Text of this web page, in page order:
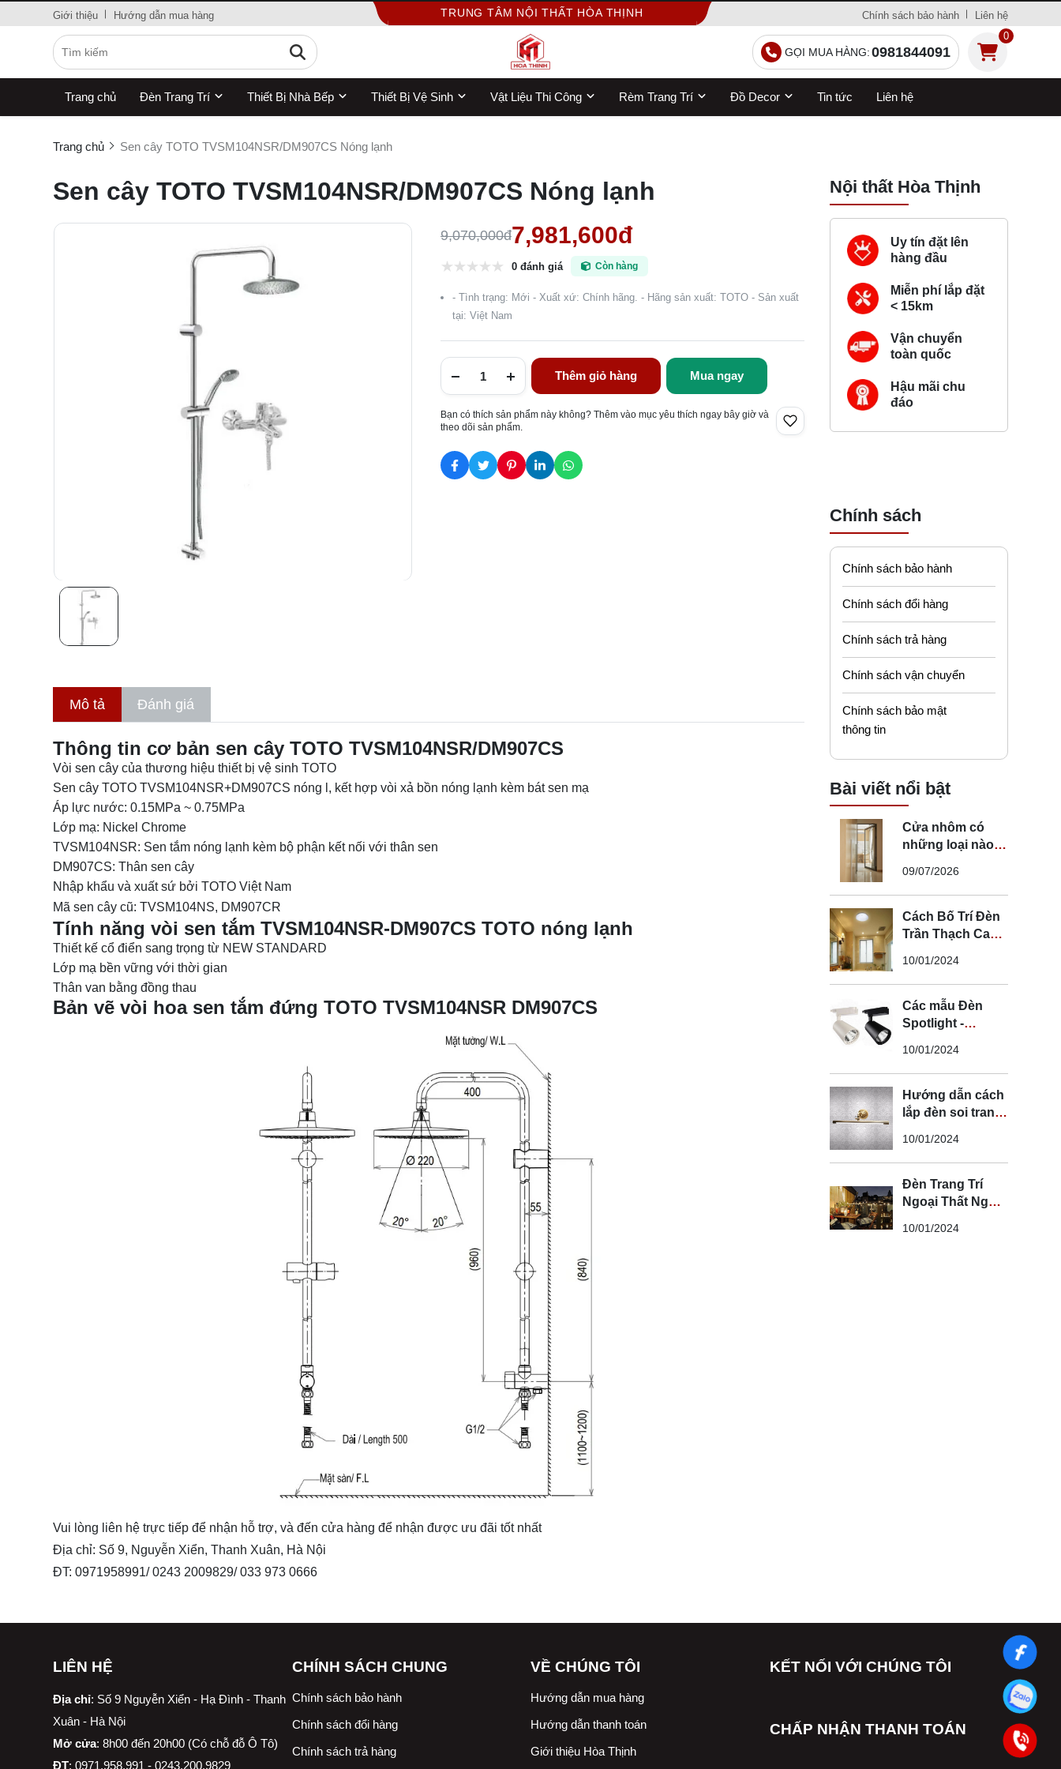
Giới thiệu Hướng dẫn mua hàng TRUNG TÂM NỘI THẤT HÒA THỊNH Chính sách bảo hành Liên hệ
GỌI MUA HÀNG:0981844091
0
Trang chủ Đèn Trang Trí Thiết Bị Nhà Bếp Thiết Bị Vệ Sinh Vật Liệu Thi Công Rèm Trang Trí Đồ Decor Tin tức Liên hệ
Trang chủ Sen cây TOTO TVSM104NSR/DM907CS Nóng lạnh
Sen cây TOTO TVSM104NSR/DM907CS Nóng lạnh
9,070,000đ7,981,600đ
0 đánh giá Còn hàng
- Tình trạng: Mới - Xuất xứ: Chính hãng. - Hãng sản xuất: TOTO - Sản xuất
tại: Việt Nam
Thêm giỏ hàng Mua ngay
Bạn có thích sản phẩm này không? Thêm vào mục yêu thích ngay bây giờ và
theo dõi sản phẩm.
Mô tả Đánh giá
Thông tin cơ bản sen cây TOTO TVSM104NSR/DM907CS
Vòi sen cây của thương hiệu thiết bị vệ sinh TOTO
Sen cây TOTO TVSM104NSR+DM907CS nóng l, kết hợp vòi xả bồn nóng lạnh kèm bát sen mạ
Áp lực nước: 0.15MPa ~ 0.75MPa
Lớp mạ: Nickel Chrome
TVSM104NSR: Sen tắm nóng lạnh kèm bộ phận kết nối với thân sen
DM907CS: Thân sen cây
Nhập khẩu và xuất sứ bởi TOTO Việt Nam
Mã sen cây cũ: TVSM104NS, DM907CR
Tính năng vòi sen tắm TVSM104NSR-DM907CS TOTO nóng lạnh
Thiết kế cổ điển sang trọng từ NEW STANDARD
Lớp mạ bền vững với thời gian
Thân van bằng đồng thau
Bản vẽ vòi hoa sen tắm đứng TOTO TVSM104NSR DM907CS
Vui lòng liên hệ trực tiếp để nhận hỗ trợ, và đến cửa hàng để nhận được ưu đãi tốt nhất
Địa chỉ: Số 9, Nguyễn Xiển, Thanh Xuân, Hà Nội
ĐT: 0971958991/ 0243 2009829/ 033 973 0666
Nội thất Hòa Thịnh
Uy tín đặt lên
hàng đầu
Miễn phí lắp đặt
< 15km
Vận chuyển
toàn quốc
Hậu mãi chu
đáo
Chính sách
Chính sách bảo hành
Chính sách đổi hàng
Chính sách trả hàng
Chính sách vận chuyển
Chính sách bảo mật
thông tin
Bài viết nổi bật
Cửa nhôm có
những loại nào?
nhôm phù hợp
09/07/2026
Cách Bố Trí Đèn
Trần Thạch Cao
Lắp Đèn Trần
Thạch Cao
10/01/2024
Các mẫu Đèn
Spotlight -
- Spotlight rọi ray
10/01/2024
Hướng dẫn cách
lắp đèn soi tranh
an toàn
10/01/2024
Đèn Trang Trí
Ngoại Thất Ngoài
Thất Trang Trí
10/01/2024
LIÊN HỆ
Địa chỉ: Số 9 Nguyễn Xiển - Hạ Đình - Thanh
Xuân - Hà Nội
Mở cửa: 8h00 đến 20h00 (Có chỗ đỗ Ô Tô)
ĐT: 0971.958.991 - 0243.200.9829
CHÍNH SÁCH CHUNG
Chính sách bảo hành
Chính sách đổi hàng
Chính sách trả hàng
VỀ CHÚNG TÔI
Hướng dẫn mua hàng
Hướng dẫn thanh toán
Giới thiệu Hòa Thịnh
KẾT NỐI VỚI CHÚNG TÔI
CHẤP NHẬN THANH TOÁN